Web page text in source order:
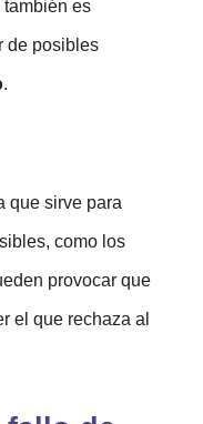
también es
de posibles
.
que sirve para
como los
provocar que
el que rechaza al